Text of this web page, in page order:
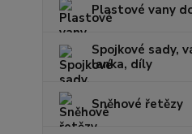
Plastové vany
Spojkové sady,
lanka, díly
Sněhové řetězy